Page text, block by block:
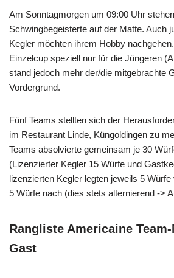
Am Sonntagmorgen um 09:00 Uhr
Schwingbegeisterte auf der Matte. Auch
Kegler möchten ihrem Hobby
Einzelcup speziell nur für die Jüngeren
stand jedoch mehr der/die mitgebrachte
Vordergrund.
Fünf Teams stellten sich der
im Restaurant Linde, Küngoldingen zu
Teams absolvierte gemeinsam je 30
(Lizenzierter Kegler 15 Würfe und
lizenzierten Kegler legten jeweils 5
5 Würfe nach (dies stets alternierend ->
Rangliste Americaine
Gast